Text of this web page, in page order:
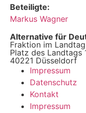
Beteiligte:
Markus Wagner
Alternative für
Fraktion im
Platz des Landtags
40221 Düsseldorf
Impressum
Datenschutz
Kontakt
Impressum